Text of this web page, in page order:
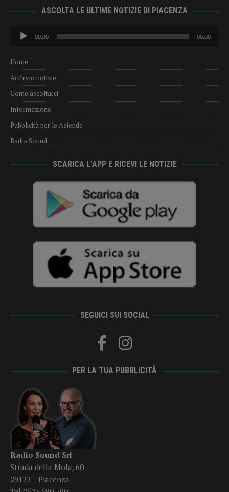
ASCOLTA LE ULTIME NOTIZIE DI PIACENZA
Audio
Player
00:00 00:00
Home
Archivio notizie
Come ascoltarci
Informazione
Pubblicità per le Aziende
Radio Sound
SCARICA L’APP E RICEVI LE NOTIZIE
SEGUICI SUI SOCIAL
PER LA TUA PUBBLICITÀ
Radio Sound Srl
Strada della Mola, 60
29122 – Piacenza